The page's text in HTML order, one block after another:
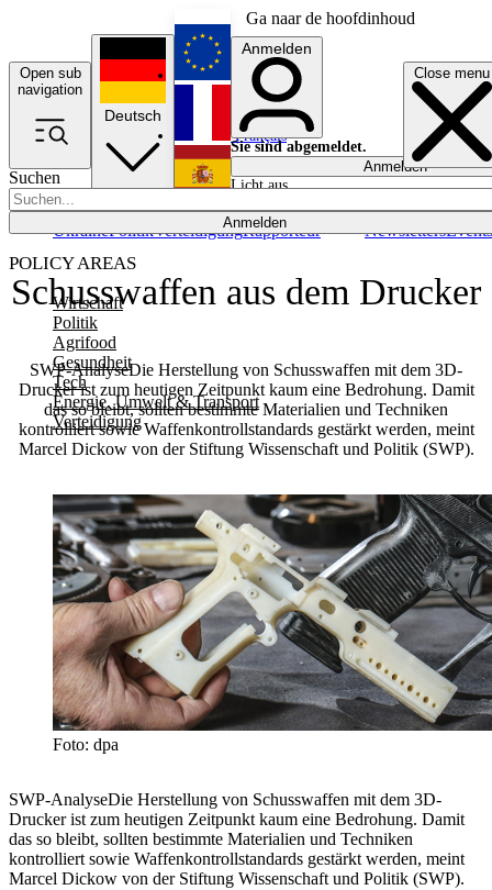
Ga naar de hoofdinhoud
Open sub
navigation
Close menu
Suchen
Anmelden
POLICY AREAS
Wirtschaft
Politik
Agrifood
Gesundheit
Tech
Energie, Umwelt & Transport
Verteidigung
UkrainePolitikVerteidigungRapporteur NewslettersEvents
Deutsch
English
Français
Anmelden
Sie sind abgemeldet.
Anmelden
Licht aus
Schusswaffen aus dem Drucker
SWP-AnalyseDie Herstellung von Schusswaffen mit dem 3D-
Drucker ist zum heutigen Zeitpunkt kaum eine Bedrohung. Damit
das so bleibt, sollten bestimmte Materialien und Techniken
kontrolliert sowie Waffenkontrollstandards gestärkt werden, meint
Marcel Dickow von der Stiftung Wissenschaft und Politik (SWP).
Foto: dpa
SWP-AnalyseDie Herstellung von Schusswaffen mit dem 3D-
Drucker ist zum heutigen Zeitpunkt kaum eine Bedrohung. Damit
das so bleibt, sollten bestimmte Materialien und Techniken
kontrolliert sowie Waffenkontrollstandards gestärkt werden, meint
Marcel Dickow von der Stiftung Wissenschaft und Politik (SWP).